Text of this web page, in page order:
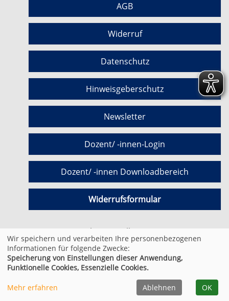
AGB
Widerruf
Datenschutz
Hinweisgeberschutz
Newsletter
Dozent/ -innen-Login
Dozent/ -innen Downloadbereich
Widerrufsformular
Cookie Einstellungen
© 2026 Kufer Software GmbH
Wir speichern und verarbeiten Ihre personenbezogenen
Informationen für folgende Zwecke:
Speicherung von Einstellungen dieser Anwendung,
Funktionelle Cookies, Essenzielle Cookies.
Mehr erfahren Ablehnen OK